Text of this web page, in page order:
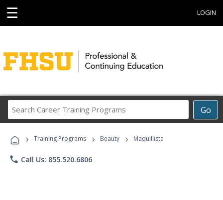
☰ LOGIN
Go
Career
Programs
› Training Programs › Beauty › Maquillista
phone Call Us: 855.520.6806